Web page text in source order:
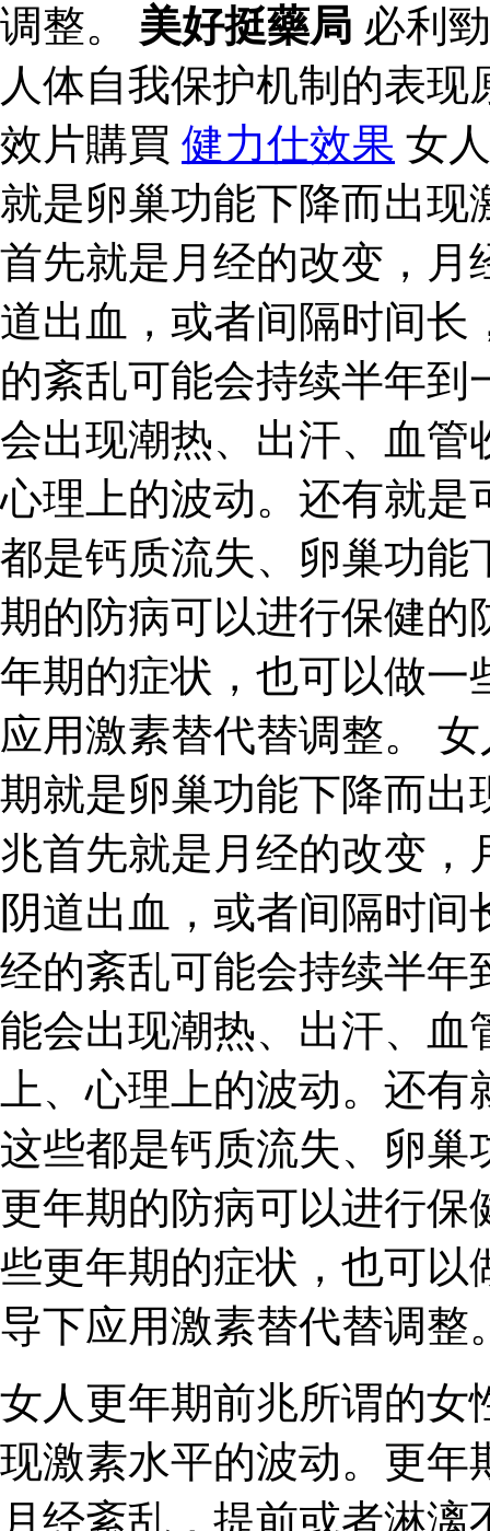
调整。 美好挺藥局 必利
人体自我保护机制的表
效片購買 健力仕效果 女
就是卵巢功能下降而出现
首先就是月经的改变，月
道出血，或者间隔时间长
的紊乱可能会持续半年
会出现潮热、出汗、血管
心理上的波动。还有就是
都是钙质流失、卵巢功能
期的防病可以进行保健的
年期的症状，也可以做一
应用激素替代替调整。
期就是卵巢功能下降而出
兆首先就是月经的改变，
阴道出血，或者间隔时
经的紊乱可能会持续半年
能会出现潮热、出汗、血
上、心理上的波动。还
这些都是钙质流失、卵巢
更年期的防病可以进行保
些更年期的症状，也可以
导下应用激素替代替调整
女人更年期前兆所谓的女
现激素水平的波动。更年
月经紊乱，提前或者淋